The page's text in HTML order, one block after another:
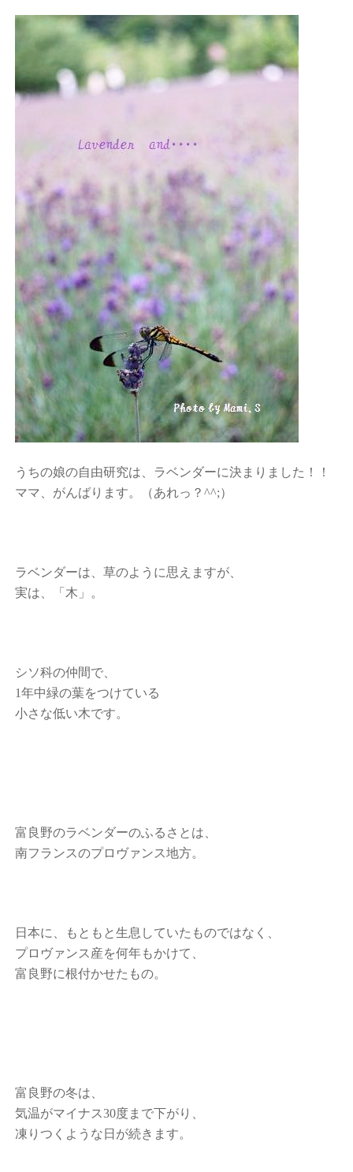
うちの娘の自由研究は、ラベンダーに決まりました！！
ママ、がんばります。（あれっ？^^;）
ラベンダーは、草のように思えますが、
実は、「木」。
シソ科の仲間で、
1年中緑の葉をつけている
小さな低い木です。
富良野のラベンダーのふるさとは、
南フランスのプロヴァンス地方。
日本に、もともと生息していたものではなく、
プロヴァンス産を何年もかけて、
富良野に根付かせたもの。
富良野の冬は、
気温がマイナス30度まで下がり、
凍りつくような日が続きます。